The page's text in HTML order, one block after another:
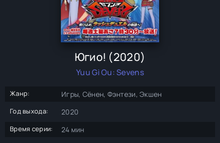
Югио! (2020)
Yuu Gi Ou: Sevens
Жанр: Игры, Сёнен, Фэнтези, Экшен
Год выхода: 2020
Время серии: 24 мин